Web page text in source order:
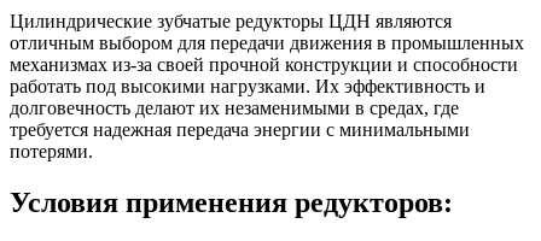
Цилиндрические зубчатые редукторы ЦДН являются
отличным выбором для передачи движения в промышленных
механизмах из-за своей прочной конструкции и способности
работать под высокими нагрузками. Их эффективность и
долговечность делают их незаменимыми в средах, где
требуется надежная передача энергии с минимальными
потерями.
Условия применения редукторов: